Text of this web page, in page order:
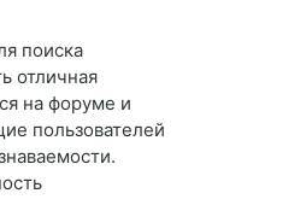
поиска
отличная
на форуме и
пользователей